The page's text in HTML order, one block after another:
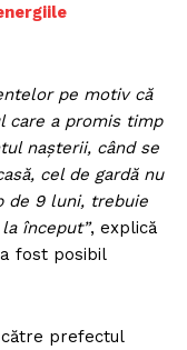
pe motiv că
care a promis timp
nașterii, când se
cel de gardă nu
de 9 luni, trebuie
început”, explică
fost posibil
prefectul